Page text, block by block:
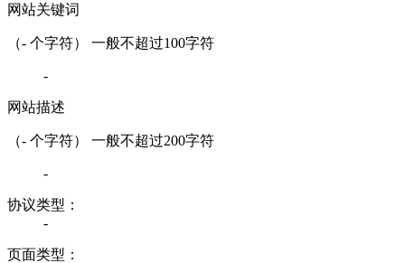
网站关键词
（- 个字符） 一般不超过100字符
-
网站描述
（- 个字符） 一般不超过200字符
-
协议类型：
-
页面类型：